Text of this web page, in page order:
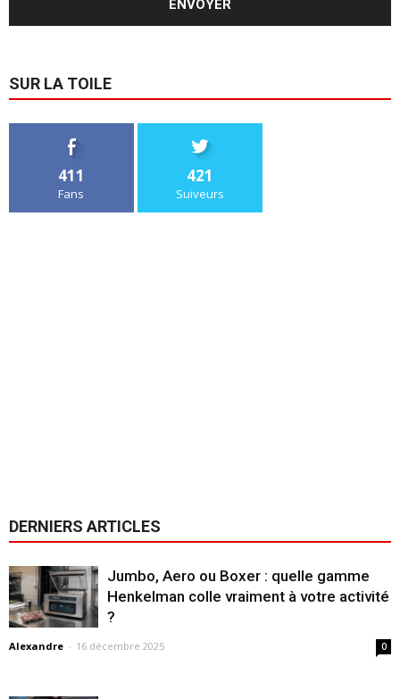
SUR LA TOILE
411
Fans
421
Suiveurs
DERNIERS ARTICLES
Jumbo, Aero ou Boxer : quelle gamme
Henkelman colle vraiment à votre activité
?
Alexandre - 16 décembre 2025 0